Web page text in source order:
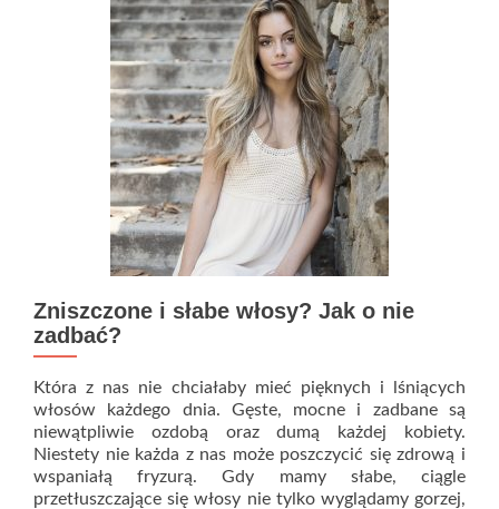
Zniszczone i słabe włosy? Jak o nie
zadbać?
Która z nas nie chciałaby mieć pięknych i lśniących
włosów każdego dnia. Gęste, mocne i zadbane są
niewątpliwie ozdobą oraz dumą każdej kobiety.
Niestety nie każda z nas może poszczycić się zdrową i
wspaniałą fryzurą. Gdy mamy słabe, ciągle
przetłuszczające się włosy nie tylko wyglądamy gorzej,